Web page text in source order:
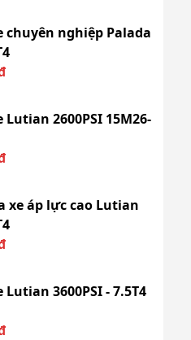
chuyên nghiệp Palada
2600PSI 15M26-
xe áp lực cao Lutian
3600PSI - 7.5T4